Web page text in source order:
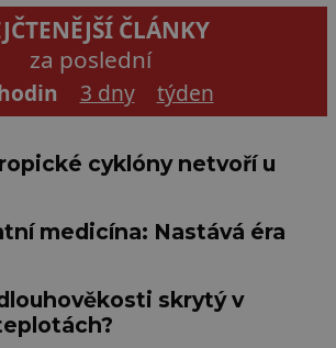
ČLÁNKY
za poslední
3 dny týden
cyklóny netvoří u
medicína: Nastává éra
skrytý v